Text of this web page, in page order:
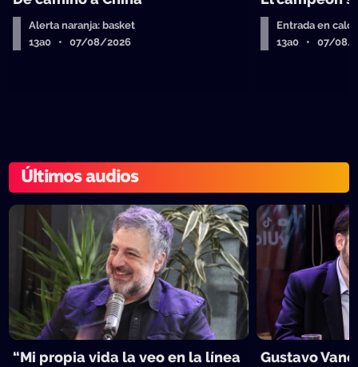
Alerta naranja: basket
13a0 • 07/08/2026
Entrada en calor
13a0 • 07/08/
Últimos audios
“Mi propia vida la veo en la línea
Gustavo